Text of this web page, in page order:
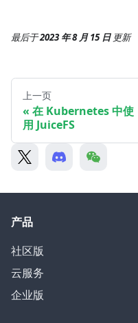
最后于2023 年 8 月 15 日 更新
上一页
在 Kubernetes 中使
用 JuiceFS
产品
社区版
云服务
企业版